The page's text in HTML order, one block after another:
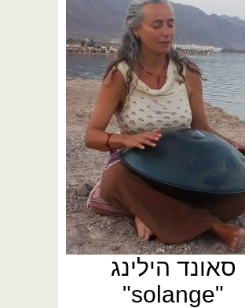
סאונד הילינג
"solange"